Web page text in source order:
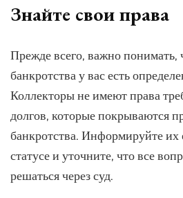
Знайте свои права
Прежде всего, важно понимать,
банкротства у вас есть
Коллекторы не имеют права
долгов, которые покрываются
банкротства. Информируйте
статусе и уточните, что все
решаться через суд.